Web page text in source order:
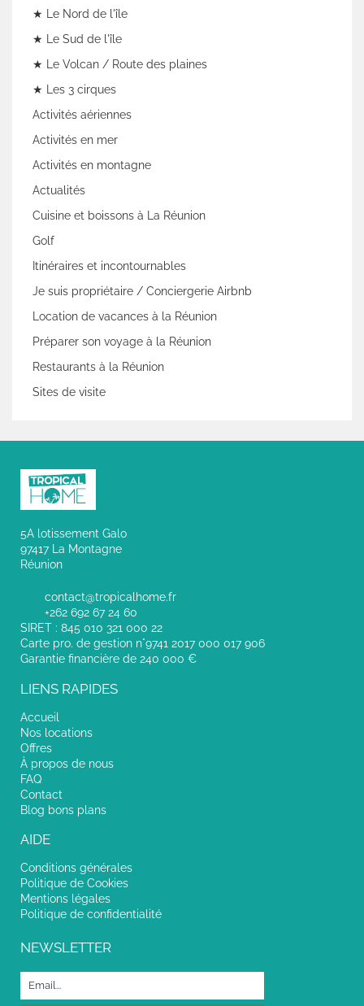
★ Le Nord de l'île
★ Le Sud de l'île
★ Le Volcan / Route des plaines
★ Les 3 cirques
Activités aériennes
Activités en mer
Activités en montagne
Actualités
Cuisine et boissons à La Réunion
Golf
Itinéraires et incontournables
Je suis propriétaire / Conciergerie Airbnb
Location de vacances à la Réunion
Préparer son voyage à la Réunion
Restaurants à la Réunion
Sites de visite
5A lotissement Galo
97417 La Montagne
Réunion
contact@tropicalhome.fr
+262 692 67 24 60
SIRET : 845 010 321 000 22
Carte pro. de gestion n°9741 2017 000 017 906
Garantie financière de 240 000 €
LIENS RAPIDES
Accueil
Nos locations
Offres
À propos de nous
FAQ
Contact
Blog bons plans
AIDE
Conditions générales
Politique de Cookies
Mentions légales
Politique de confidentialité
NEWSLETTER